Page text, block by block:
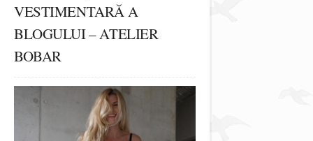
VESTIMENTARĂ A
BLOGULUI – ATELIER
BOBAR